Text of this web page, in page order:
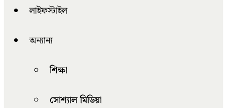
লাইফস্টাইল
অন্যান্য
শিক্ষা
সোশ্যাল মিডিয়া